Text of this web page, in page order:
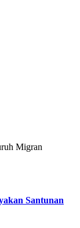
Migran
Santunan